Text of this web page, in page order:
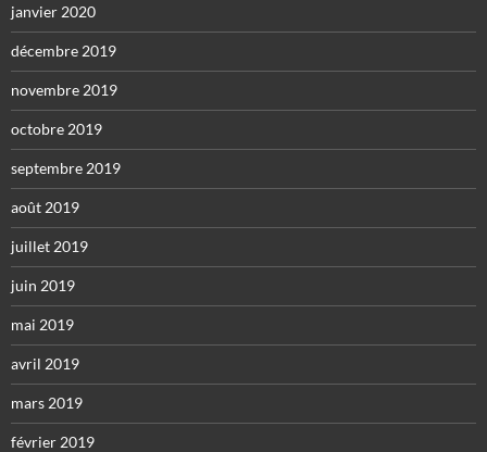
janvier 2020
décembre 2019
novembre 2019
octobre 2019
septembre 2019
août 2019
juillet 2019
juin 2019
mai 2019
avril 2019
mars 2019
février 2019